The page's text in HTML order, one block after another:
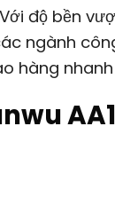
độ bền
ngành
hàng